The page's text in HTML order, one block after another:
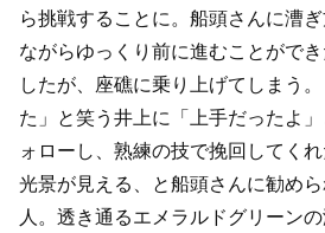
ら挑戦することに。船頭さんに漕
ながらゆっくり前に進むことがで
したが、座礁に乗り上げてしまう
た」と笑う井上に「上手だったよ
ォローし、熟練の技で挽回してく
光景が見える、と船頭さんに勧め
人。透き通るエメラルドグリーン